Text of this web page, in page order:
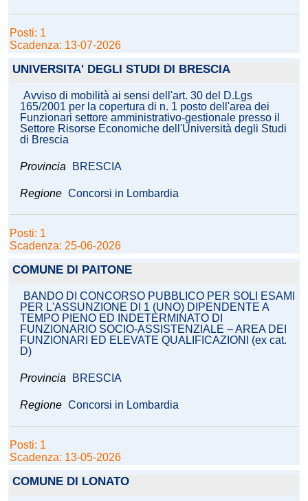
Posti: 1
Scadenza: 13-07-2026
UNIVERSITA' DEGLI STUDI DI BRESCIA
Avviso di mobilità ai sensi dell'art. 30 del D.Lgs
165/2001 per la copertura di n. 1 posto dell'area dei
Funzionari settore amministrativo-gestionale presso il
Settore Risorse Economiche dell'Università degli Studi
di Brescia
Provincia BRESCIA
Regione Concorsi in Lombardia
Posti: 1
Scadenza: 25-06-2026
COMUNE DI PAITONE
BANDO DI CONCORSO PUBBLICO PER SOLI ESAMI
PER L'ASSUNZIONE DI 1 (UNO) DIPENDENTE A
TEMPO PIENO ED INDETERMINATO DI
FUNZIONARIO SOCIO-ASSISTENZIALE – AREA DEI
FUNZIONARI ED ELEVATE QUALIFICAZIONI (ex cat.
D)
Provincia BRESCIA
Regione Concorsi in Lombardia
Posti: 1
Scadenza: 13-05-2026
COMUNE DI LONATO